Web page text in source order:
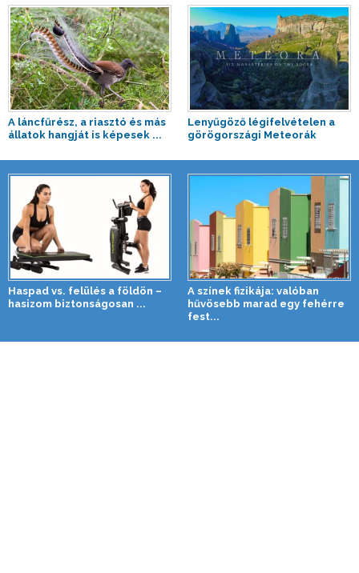
A láncfűrész, a riasztó és más
állatok hangját is képesek ...
Lenyűgöző légifelvételen a
görögországi Meteorák
Haspad vs. felülés a földön –
hasizom biztonságosan ...
A színek fizikája: valóban
hűvösebb marad egy fehérre
fest...